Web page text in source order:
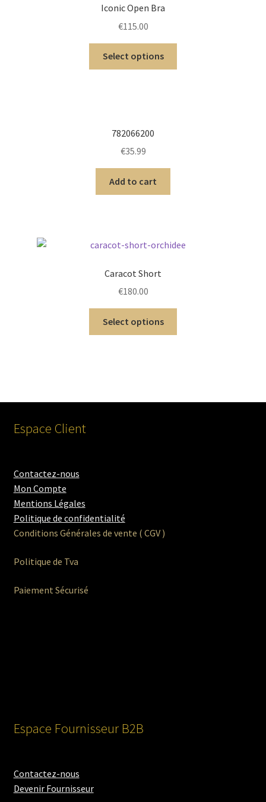
Iconic Open Bra
€115.00
Select options
782066200
€35.99
Add to cart
Caracot Short
€180.00
Select options
Espace Client
Contactez-nous
Mon Compte
Mentions Légales
Politique de confidentialité
Conditions Générales de vente ( CGV )
Politique de Tva
Paiement Sécurisé
Espace Fournisseur B2B
Contactez-nous
Devenir Fournisseur